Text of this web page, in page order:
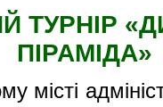
ТУРНІР
ПІРАМІДА»
місті